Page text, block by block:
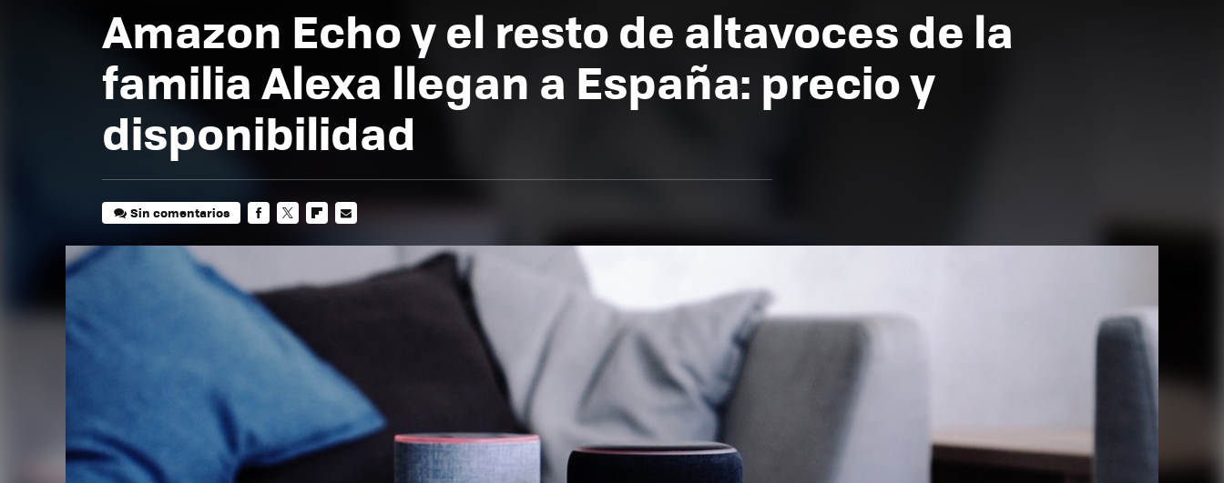
Amazon Echo y el resto de altavoces de la
familia Alexa llegan a España: precio y
disponibilidad
Sin comentarios